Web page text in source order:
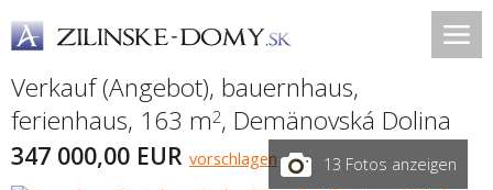
Verkauf (Angebot), bauernhaus,
ferienhaus, 163 m2, Demänovská Dolina
347 000,00 EUR vorschlagen 13 Fotos anzeigen